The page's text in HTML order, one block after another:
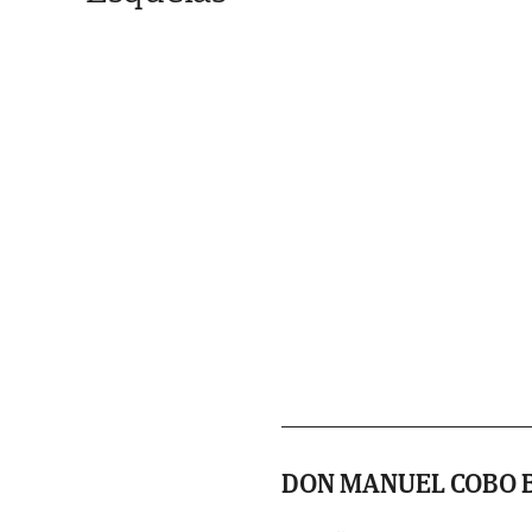
DON MANUEL COBO